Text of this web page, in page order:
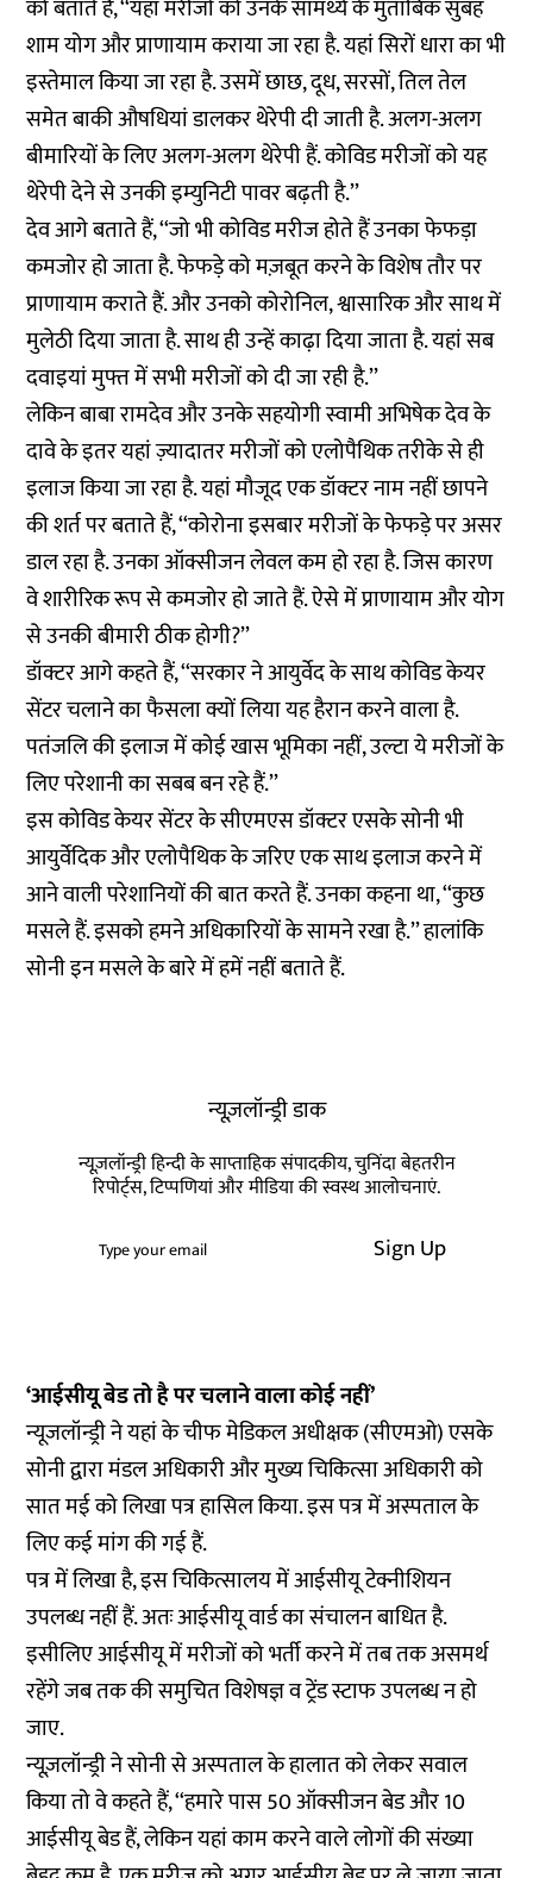
को बताते हैं, ‘‘यहां मरीजों को उनके सामर्थ्य के मुताबिक सुबह
शाम योग और प्राणायाम कराया जा रहा है. यहां सिरों धारा का भी
इस्तेमाल किया जा रहा है. उसमें छाछ, दूध, सरसों, तिल तेल
समेत बाकी औषधियां डालकर थेरेपी दी जाती है. अलग-अलग
बीमारियों के लिए अलग-अलग थेरेपी हैं. कोविड मरीजों को यह
थेरेपी देने से उनकी इम्युनिटी पावर बढ़ती है.’’
देव आगे बताते हैं, ‘‘जो भी कोविड मरीज होते हैं उनका फेफड़ा
कमजोर हो जाता है. फेफड़े को मज़बूत करने के विशेष तौर पर
प्राणायाम कराते हैं. और उनको कोरोनिल, श्वासारिक और साथ में
मुलेठी दिया जाता है. साथ ही उन्हें काढ़ा दिया जाता है. यहां सब
दवाइयां मुफ्त में सभी मरीजों को दी जा रही है.’’
लेकिन बाबा रामदेव और उनके सहयोगी स्वामी अभिषेक देव के
दावे के इतर यहां ज़्यादातर मरीजों को एलोपैथिक तरीके से ही
इलाज किया जा रहा है. यहां मौजूद एक डॉक्टर नाम नहीं छापने
की शर्त पर बताते हैं, ‘‘कोरोना इसबार मरीजों के फेफड़े पर असर
डाल रहा है. उनका ऑक्सीजन लेवल कम हो रहा है. जिस कारण
वे शारीरिक रूप से कमजोर हो जाते हैं. ऐसे में प्राणायाम और योग
से उनकी बीमारी ठीक होगी?’’
डॉक्टर आगे कहते हैं, ‘‘सरकार ने आयुर्वेद के साथ कोविड केयर
सेंटर चलाने का फैसला क्यों लिया यह हैरान करने वाला है.
पतंजलि की इलाज में कोई खास भूमिका नहीं, उल्टा ये मरीजों के
लिए परेशानी का सबब बन रहे हैं.’’
इस कोविड केयर सेंटर के सीएमएस डॉक्टर एसके सोनी भी
आयुर्वेदिक और एलोपैथिक के जरिए एक साथ इलाज करने में
आने वाली परेशानियों की बात करते हैं. उनका कहना था, ‘‘कुछ
मसले हैं. इसको हमने अधिकारियों के सामने रखा है.’’ हालांकि
सोनी इन मसले के बारे में हमें नहीं बताते हैं.
न्यूज़लॉन्ड्री डाक
न्यूज़लॉन्ड्री हिन्दी के साप्ताहिक संपादकीय, चुनिंदा बेहतरीन
रिपोर्ट्स, टिप्पणियां और मीडिया की स्वस्थ आलोचनाएं.
Sign Up
‘आईसीयू बेड तो है पर चलाने वाला कोई नहीं’
न्यूजलॉन्ड्री ने यहां के चीफ मेडिकल अधीक्षक (सीएमओ) एसके
सोनी द्वारा मंडल अधिकारी और मुख्य चिकित्सा अधिकारी को
सात मई को लिखा पत्र हासिल किया. इस पत्र में अस्पताल के
लिए कई मांग की गई हैं.
पत्र में लिखा है, इस चिकित्सालय में आईसीयू टेक्नीशियन
उपलब्ध नहीं हैं. अतः आईसीयू वार्ड का संचालन बाधित है.
इसीलिए आईसीयू में मरीजों को भर्ती करने में तब तक असमर्थ
रहेंगे जब तक की समुचित विशेषज्ञ व ट्रेंड स्टाफ उपलब्ध न हो
जाए.
न्यूज़लॉन्ड्री ने सोनी से अस्पताल के हालात को लेकर सवाल
किया तो वे कहते हैं, ‘‘हमारे पास 50 ऑक्सीजन बेड और 10
आईसीयू बेड हैं, लेकिन यहां काम करने वाले लोगों की संख्या